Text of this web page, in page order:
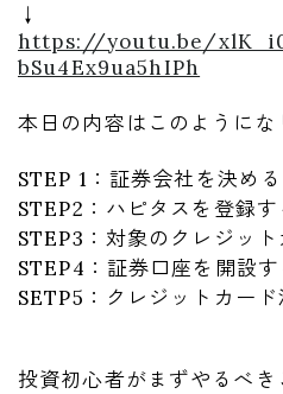
↓
https://youtu.be/
bSu4Ex9ua5hIPh
本日の内容はこのようにな
STEP 1：証券会社を決める
STEP2：ハピタスを登録す
STEP3：対象のクレジッ
STEP4：証券口座を開設す
SETP5：クレジットカー
投資初心者がまずやるべき